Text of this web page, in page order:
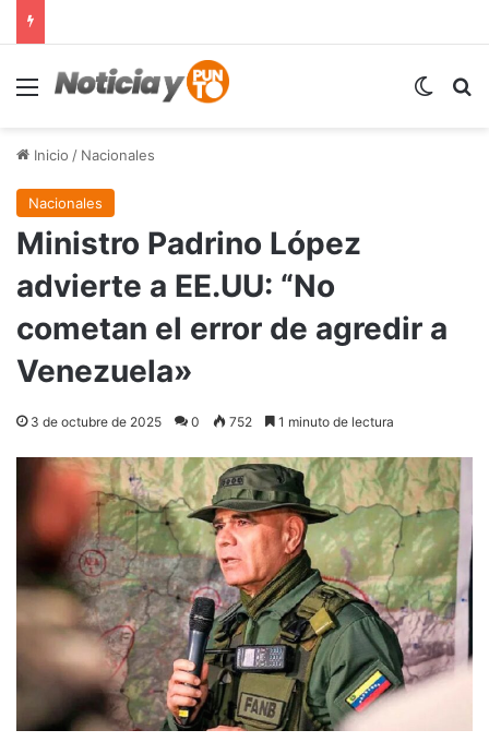
Menú
Inicio / Nacionales
Nacionales
Ministro Padrino López
advierte a EE.UU: “No
cometan el error de agredir a
Venezuela»
3 de octubre de 2025 0 752 1 minuto de lectura